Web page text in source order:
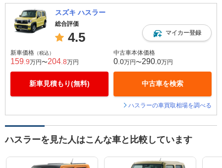
スズキ ハスラー
総合評価
4.5 マイカー登録
新車価格 （税込）
159 .9万円〜204 .8万円
新車見積もり(無料)
中古車本体価格
0 .0万円〜290 .0万円
中古車を検索
ハスラーの車買取相場を調べる
ハスラーを見た人はこんな車と比較しています